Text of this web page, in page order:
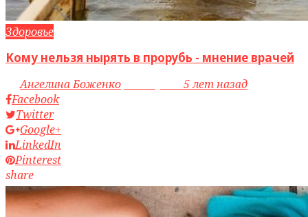
Здоровье
Кому нельзя нырять в прорубь - мнение врачей
byАнгелина Боженко
5 лет назад
Facebook
Twitter
Google+
LinkedIn
Pinterest
share